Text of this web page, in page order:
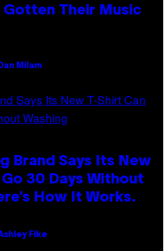
Gotten Their Music
Dan Milam
Brand Says Its New
30 Days Without
How It Works.
Fike